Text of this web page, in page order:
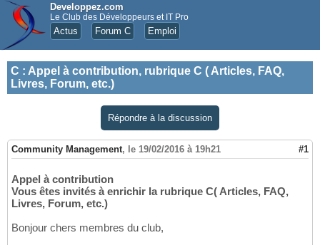
Developpez.com
Le Club des Développeurs et IT Pro
Actus Forum C Emploi
C : Appel à contribution, rubrique C ( Articles, FAQ,
Livres, Forum, etc.)
Répondre à la discussion
Community Management, le 19/02/2016 à 19h21 #1
Appel à contribution
Vous êtes invités à enrichir la rubrique C( Articles, FAQ,
Livres, Forum, etc.)
Bonjour chers membres du club,